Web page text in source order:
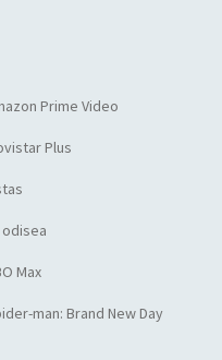
Prime Video
Plus
odisea
Max
man: Brand New Day